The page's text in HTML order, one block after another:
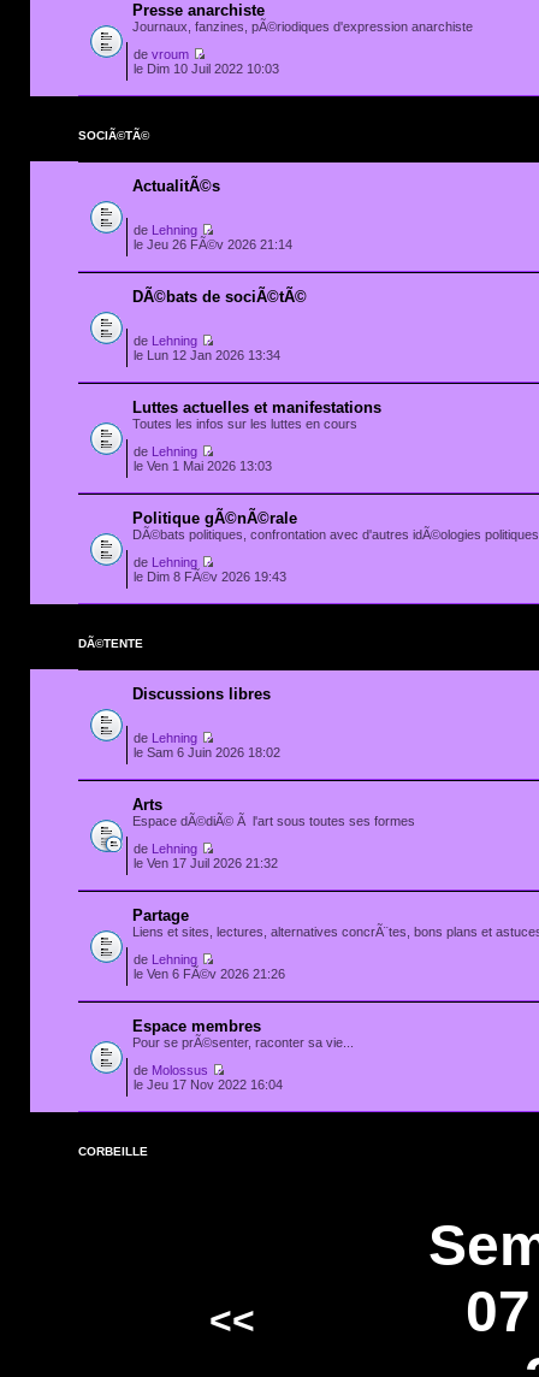
Presse anarchiste
Journaux, fanzines, pÃ©riodiques d'expression anarchiste
de vroum
le Dim 10 Juil 2022 10:03
SOCIÃ©TÃ©
ActualitÃ©s
de
Lehning
le Jeu 26 FÃ©v 2026 21:14
DÃ©bats de sociÃ©tÃ©
de
Lehning
le Lun 12 Jan 2026 13:34
Luttes actuelles et manifestations
Toutes les infos sur les luttes en cours
de
Lehning
le Ven 1 Mai 2026 13:03
Politique gÃ©nÃ©rale
DÃ©bats politiques, confrontation avec d'autres idÃ©ologies
de
Lehning
le Dim 8 FÃ©v 2026 19:43
DÃ©TENTE
Discussions libres
de
Lehning
le Sam 6 Juin 2026 18:02
Arts
Espace dÃ©diÃ© Ã l'art sous toutes ses formes
de
Lehning
le Ven 17 Juil 2026 21:32
Partage
Liens et sites, lectures, alternatives concrÃ¨tes, bons plans et
de
Lehning
le Ven 6 FÃ©v 2026 21:26
Espace membres
Pour se prÃ©senter, raconter sa vie...
de Molossus
le Jeu 17 Nov 2022 16:04
CORBEILLE
<<